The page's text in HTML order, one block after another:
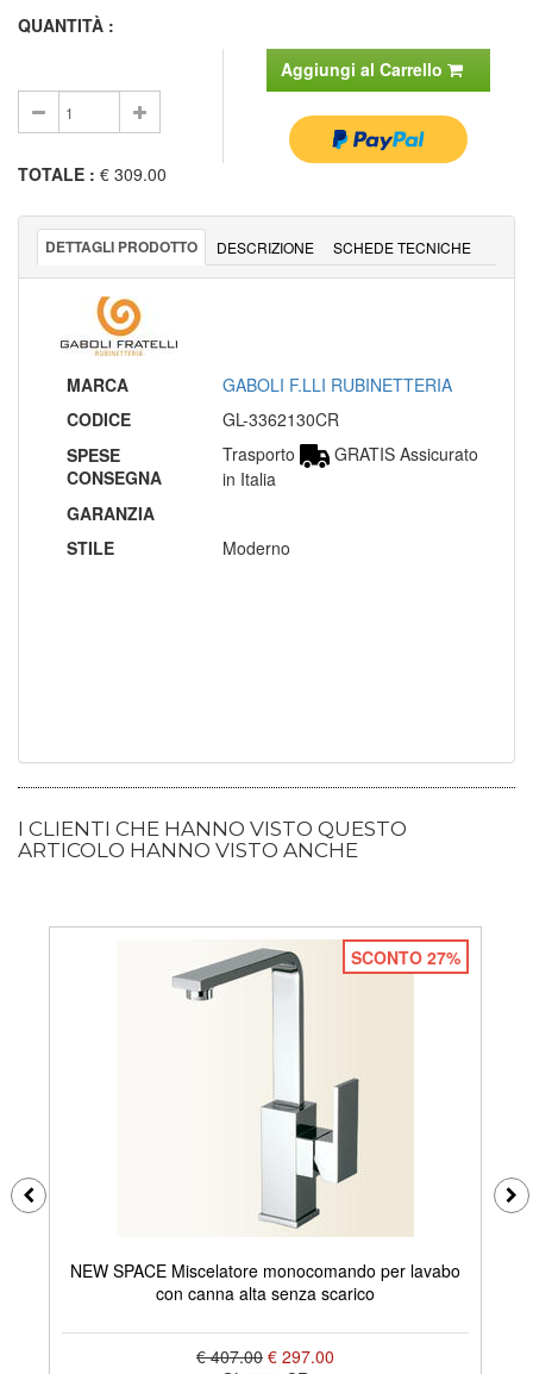
QUANTITÀ :
Aggiungi al Carrello
TOTALE : € 309.00
DETTAGLI PRODOTTO DESCRIZIONE SCHEDE TECNICHE
MARCA
GABOLI F.LLI RUBINETTERIA
CODICE
GL-3362130CR
SPESE
CONSEGNA
Trasporto
GRATIS Assicurato
in Italia
GARANZIA
STILE
Moderno
I CLIENTI CHE HANNO VISTO QUESTO
ARTICOLO HANNO VISTO ANCHE
SCONTO 27%
NEW SPACE Miscelatore monocomando per lavabo
con canna alta senza scarico
€ 407.00 € 297.00